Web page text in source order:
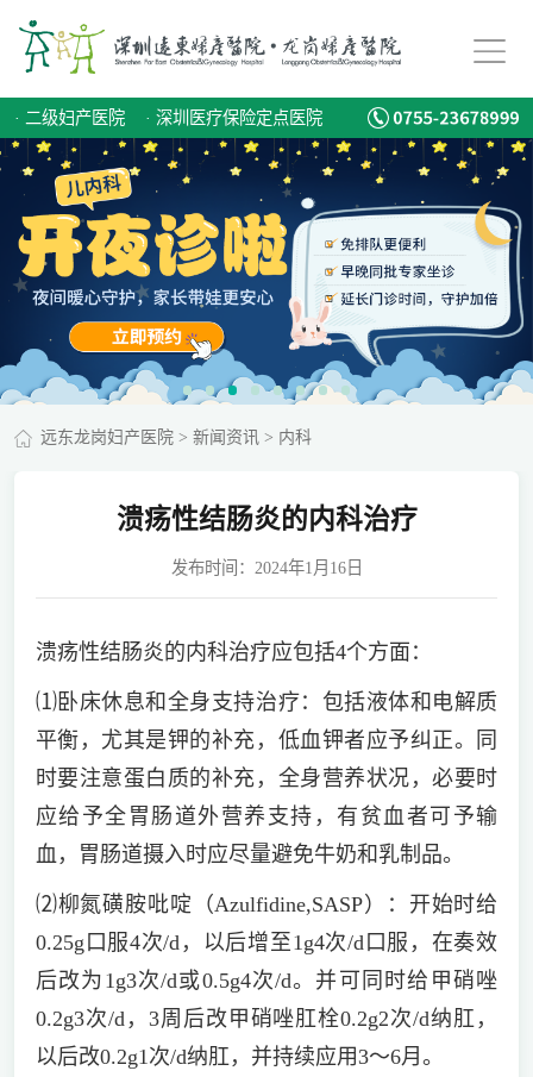
· 二级妇产医院 · 深圳医疗保险定点医院
远东龙岗妇产医院> 新闻资讯> 内科
溃疡性结肠炎的内科治疗
发布时间：2024年1月16日
溃疡性结肠炎的内科治疗应包括4个方面：
⑴卧床休息和全身支持治疗：包括液体和电解质
平衡，尤其是钾的补充，低血钾者应予纠正。同
时要注意蛋白质的补充，全身营养状况，必要时
应给予全胃肠道外营养支持，有贫血者可予输
血，胃肠道摄入时应尽量避免牛奶和乳制品。
⑵柳氮磺胺吡啶（Azulfidine,SASP）：开始时给
0.25g口服4次/d，以后增至1g4次/d口服，在奏效
后改为1g3次/d或0.5g4次/d。并可同时给甲硝唑
0.2g3次/d，3周后改甲硝唑肛栓0.2g2次/d纳肛，
以后改0.2g1次/d纳肛，并持续应用3～6月。